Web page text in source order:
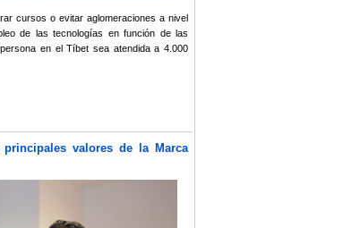
cursos o evitar aglomeraciones a nivel
de las tecnologías en función de las
en el Tíbet sea atendida a 4.000
valores de la Marca